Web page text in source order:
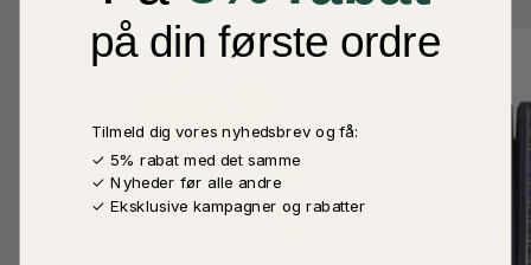
-20%
på din første ordre
Tilmeld dig vores nyhedsbrev og få:
✓ 5% rabat med det samme
✓ Nyheder før alle andre
✓ Eksklusive kampagner og rabatter